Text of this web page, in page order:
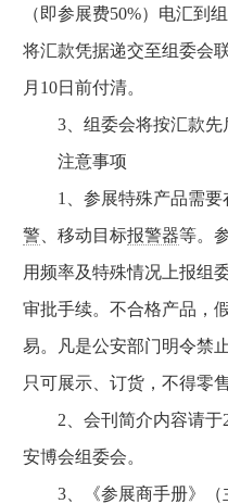
（即参展费50%）电汇到
将汇款凭据递交至组委会
月10日前付清。
3、组委会将按汇款先
注意事项
1、参展特殊产品需要
警 、移动目标报警器等。
用频率及特殊情况上报组
审批手续。不合格产品，
易。凡是公安部门明令禁
只可展示、订货，不得零售
2、会刊简介内容请于
安博会组委会。
3、《参展商手册》（